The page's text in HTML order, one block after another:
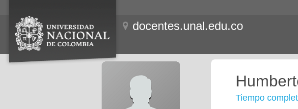
docentes.unal.edu.co
Tiempo